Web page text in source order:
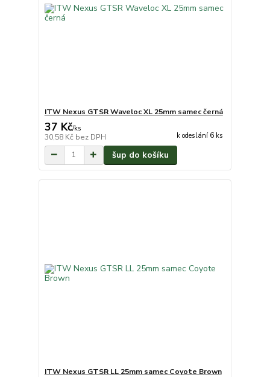
ITW Nexus GTSR Waveloc XL 25mm samec černá
37 Kč/ks
30,58 Kč bez DPH k odeslání 6 ks
šup do košíku
ITW Nexus GTSR LL 25mm samec Coyote Brown